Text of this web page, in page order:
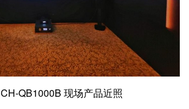
CH-QB1000B 现场产品近照